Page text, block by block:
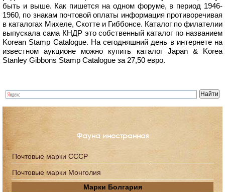
быть и выше. Как пишется на одном форуме, в период 1946-
1960, по знакам почтовой оплаты информация противоречивая
в каталогах Михеле, Скотте и Гиббонсе. Каталог по филателии
выпускала сама КНДР это собственный каталог по названием
Korean Stamp Catalogue. На сегодняшний день в интернете на
известном аукционе можно купить каталог Japan & Korea
Stanley Gibbons Stamp Catalogue за 27,50 евро.
Фауна иностранная
Почтовые марки СССР
Почтовые марки Монголия
Марки Болгария